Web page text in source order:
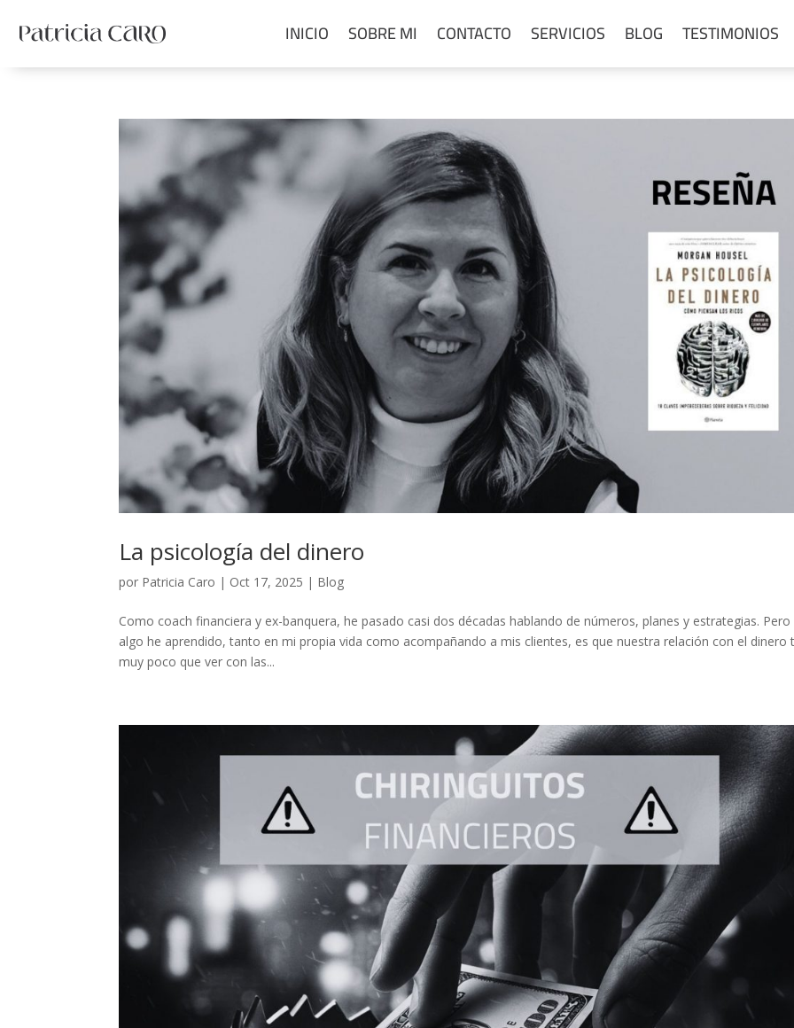
INICIO SOBRE MI CONTACTO SERVICIOS BLOG TESTIMONIOS
La psicología del dinero
por Patricia Caro | Oct 17, 2025 | Blog
Como coach financiera y ex-banquera, he pasado casi dos décadas hablando de números, planes y estrategias. Pero
algo he aprendido, tanto en mi propia vida como acompañando a mis clientes, es que nuestra relación con el dinero
muy poco que ver con las...